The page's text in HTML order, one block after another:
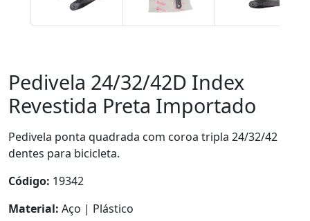
Pedivela 24/32/42D Index
Revestida Preta Importado
Pedivela ponta quadrada com coroa tripla 24/32/42
dentes para bicicleta.
Código: 19342
Material: Aço | Plástico